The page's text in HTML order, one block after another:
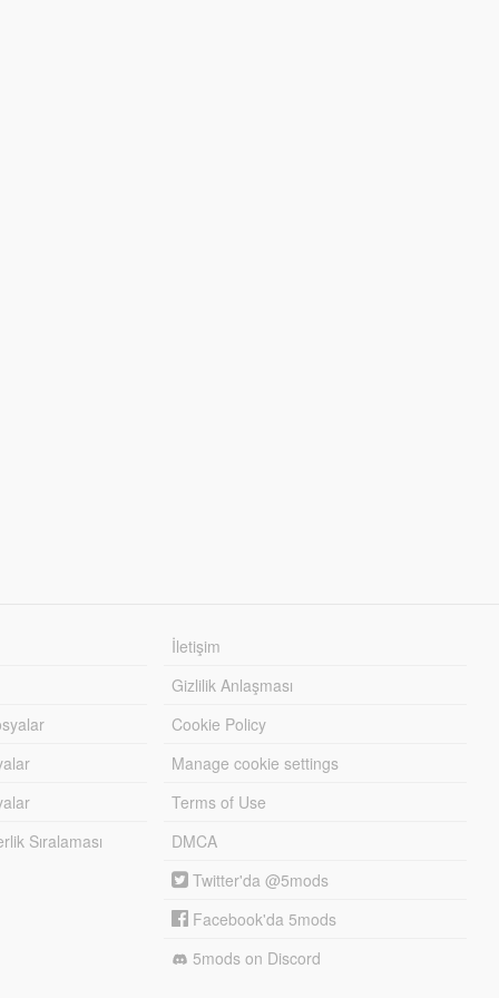
Sıralaması
İletişim
Gizlilik Anlaşması
Cookie Policy
Manage cookie settings
Terms of Use
DMCA
Twitter'da @5mods
Facebook'da 5mods
5mods on Discord